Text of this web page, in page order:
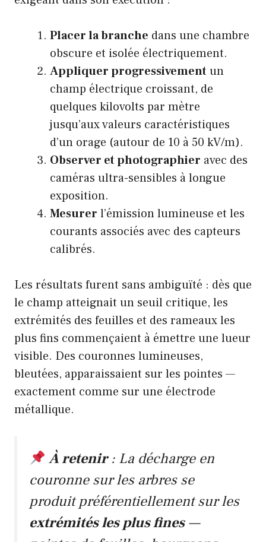
Placer la branche dans une chambre
obscure et isolée électriquement.
Appliquer progressivementun
champ électrique croissant, de
quelques kilovolts par mètre
jusqu’aux valeurs caractéristiques
d’un orage (autour de 10 à 50 kV/m).
Observer et photographier avec des
caméras ultra-sensibles à longue
exposition.
Mesurer l’émission lumineuse et les
courants associés avec des capteurs
calibrés.
Les résultats furent sans ambiguïté : dès que
le champ atteignait un seuil critique, les
extrémités des feuilles et des rameaux les
plus fins commençaient à émettre une lueur
visible. Des couronnes lumineuses,
bleutées, apparaissaient sur les pointes —
exactement comme sur une électrode
métallique.
À retenir: La décharge en
couronne sur les arbres se
produit préférentiellement sur les
extrémités les plus fines—